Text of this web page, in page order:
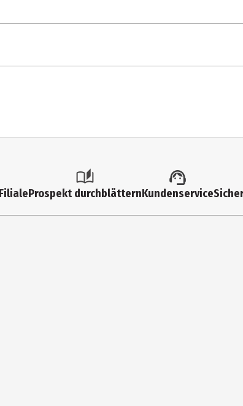
Funko TV
Prospekt durchblätternKundenservice